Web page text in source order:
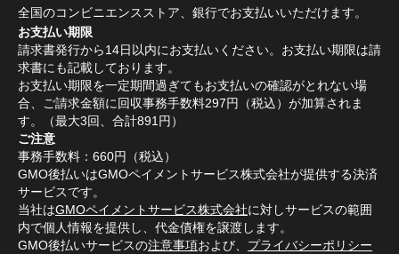
全国のコンビニエンスストア、銀行でお支払いいただけます。
お支払い期限
請求書発行から14日以内にお支払いください。お支払い期限は請
求書にも記載しております。
お支払い期限を一定期間過ぎてもお支払いの確認がとれない場
合、ご請求金額に回収事務手数料297円（税込）が加算されま
す。（最大3回、合計891円）
ご注意
事務手数料：660円（税込）
GMO後払いはGMOペイメントサービス株式会社が提供する決済
サービスです。
当社はGMOペイメントサービス株式会社に対しサービスの範囲
内で個人情報を提供し、代金債権を譲渡します。
GMO後払いサービスの注意事項および、 プライバシーポリシー